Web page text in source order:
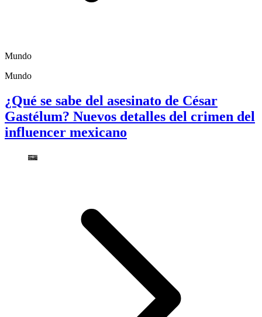
Mundo
Mundo
¿Qué se sabe del asesinato de César
Gastélum? Nuevos detalles del crimen del
influencer mexicano